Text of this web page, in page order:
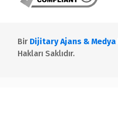
Bir Dijitary Ajans & Medya
Hakları Saklıdır.